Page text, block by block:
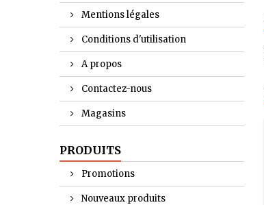
Mentions légales
Conditions d'utilisation
A propos
Contactez-nous
Magasins
PRODUITS
Promotions
Nouveaux produits